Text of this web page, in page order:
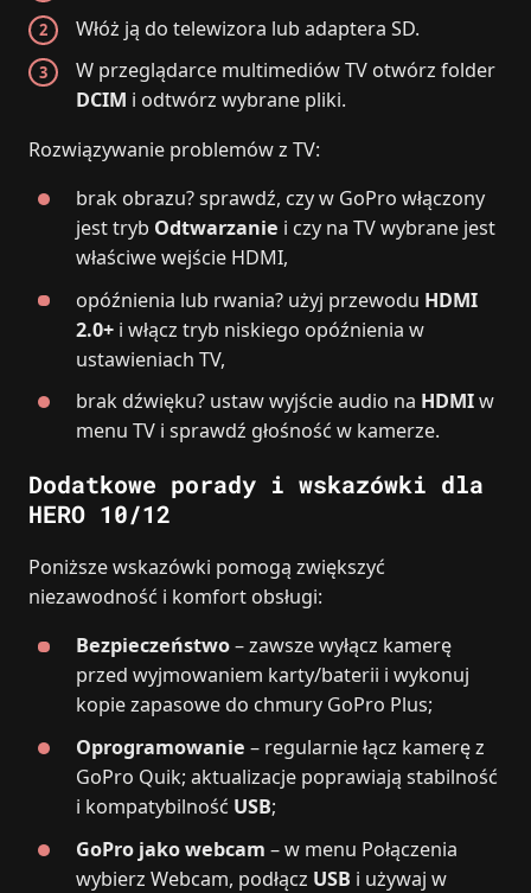
Włóż ją do telewizora lub adaptera SD.
W przeglądarce multimediów TV otwórz folder
DCIM i odtwórz wybrane pliki.
Rozwiązywanie problemów z TV:
brak obrazu? sprawdź, czy w GoPro włączony
jest tryb Odtwarzanie i czy na TV wybrane jest
właściwe wejście HDMI,
opóźnienia lub rwania? użyj przewodu HDMI
2.0+ i włącz tryb niskiego opóźnienia w
ustawieniach TV,
brak dźwięku? ustaw wyjście audio na HDMIw
menu TV i sprawdź głośność w kamerze.
Dodatkowe porady i wskazówki dla
HERO 10/12
Poniższe wskazówki pomogą zwiększyć
niezawodność i komfort obsługi:
Bezpieczeństwo– zawsze wyłącz kamerę
przed wyjmowaniem karty/baterii i wykonuj
kopie zapasowe do chmury GoPro Plus;
Oprogramowanie – regularnie łącz kamerę z
GoPro Quik; aktualizacje poprawiają stabilność
i kompatybilność USB;
GoPro jako webcam – w menu Połączenia
wybierz Webcam, podłącz USB i używaj w